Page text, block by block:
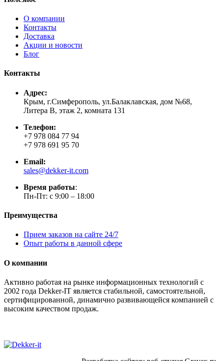
О компании
Контакты
Доставка
Акции и новости
Блог
Контакты
Адрес:
Крым, г.Симферополь, ул.Балаклавская, дом №68,
Литера В, этаж 2, комната 131
Телефон:
+7 978 084 77 94
+7 978 691 95 70
Email:
sales@dekker-it.com
Время работы:
Пн-Пт: с 9:00 – 18:00
Преимущества
Прием заказов на сайте 24/7
Опыт работы в данной сфере
О компании
Активно работая на рынке информационных технологий с
2002 года Dekker-IT является стабильной, самостоятельной,
сертифицированной, динамично развивающейся компанией с
высоким качеством продаж.